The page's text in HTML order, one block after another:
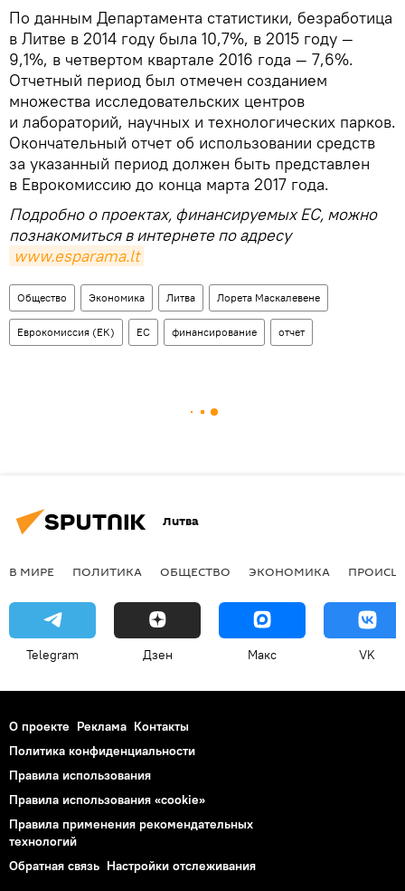
По данным Департамента статистики, безработица
в Литве в 2014 году была 10,7%, в 2015 году —
9,1%, в четвертом квартале 2016 года — 7,6%.
Отчетный период был отмечен созданием
множества исследовательских центров
и лабораторий, научных и технологических парков.
Окончательный отчет об использовании средств
за указанный период должен быть представлен
в Еврокомиссию до конца марта 2017 года.
Подробно о проектах, финансируемых ЕС, можно
познакомиться в интернете по адресу
www.esparama.lt
Общество Экономика Литва Лорета Маскалевене
Еврокомиссия (ЕК) ЕС финансирование отчет
Литва
В МИРЕ ПОЛИТИКА ОБЩЕСТВО ЭКОНОМИКА
Telegram Дзен Макс VK
О проекте Реклама Контакты
Политика конфиденциальности
Правила использования
Правила использования «cookie»
Правила применения рекомендательных
технологий
Обратная связь Настройки отслеживания